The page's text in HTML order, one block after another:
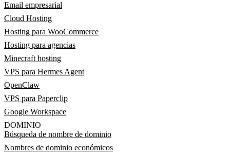
Email empresarial
Cloud Hosting
Hosting para WooCommerce
Hosting para agencias
Minecraft hosting
VPS para Hermes Agent
OpenClaw
VPS para Paperclip
Google Workspace
DOMINIO
Búsqueda de nombre de dominio
Nombres de dominio económicos